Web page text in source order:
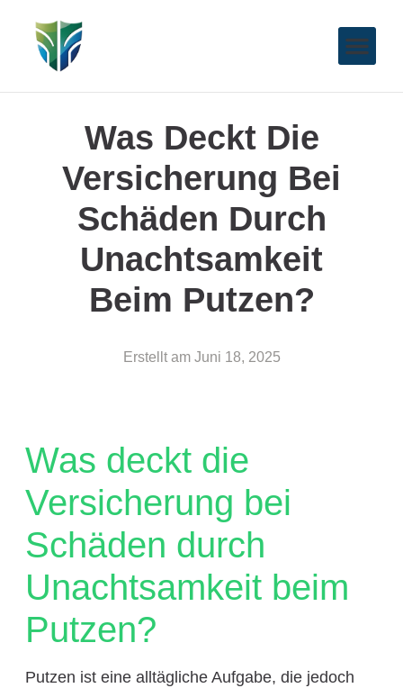
Was Deckt Die
Versicherung Bei
Schäden Durch
Unachtsamkeit
Beim Putzen?
Erstellt am Juni 18, 2025
Was deckt die
Versicherung bei
Schäden durch
Unachtsamkeit beim
Putzen?
Putzen ist eine alltägliche Aufgabe, die jedoch